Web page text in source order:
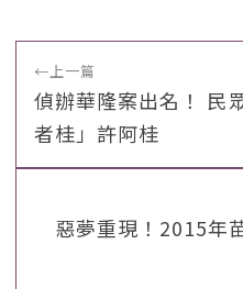
←上一篇
偵辦華隆案出名！ 民
者桂」許阿桂
惡夢重現！2015年